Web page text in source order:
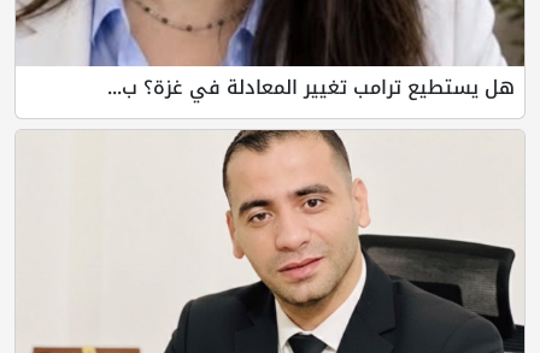
تغيير المعادلة في غزة؟ ب...